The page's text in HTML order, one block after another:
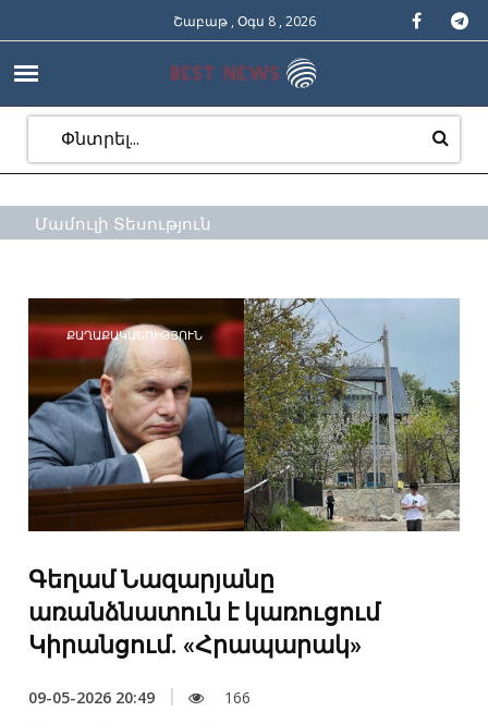
Շաբաթ , Օգս 8 , 2026
Մամուլի Տեսություն
ՔԱՂԱՔԱԿԱՆՈՒԹՅՈՒՆ
Գեղամ Նազարյանը
առանձնատուն է կառուցում
Կիրանցում. «Հրապարակ»
09-05-2026 20:49 166